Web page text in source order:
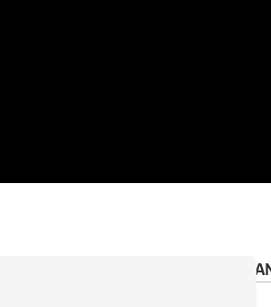
AVVISO